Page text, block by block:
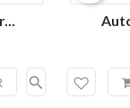
search